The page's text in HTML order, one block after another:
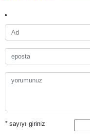
*sayıyı giriniz